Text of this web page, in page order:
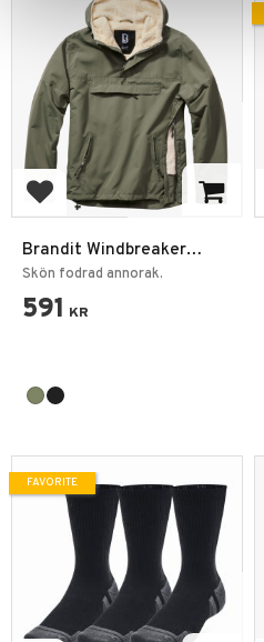
Add to favorites
Brandit Windbreaker
Sherpa
Skön fodrad annorak.
591 KR
FAVORITE